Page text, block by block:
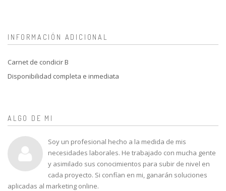
INFORMACIÓN ADICIONAL
Carnet de condicir B
Disponibilidad completa e inmediata
ALGO DE MI
Soy un profesional hecho a la medida de mis
necesidades laborales. He trabajado con mucha gente
y asimilado sus conocimientos para subir de nivel en
cada proyecto. Si confían en mi, ganarán soluciones
aplicadas al marketing online.